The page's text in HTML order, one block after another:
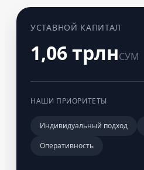
УСТАВНОЙ КАПИТАЛ
1,06 трлнСУМ
НАШИ ПРИОРИТЕТЫ
Индивидуальный подход
Оперативность